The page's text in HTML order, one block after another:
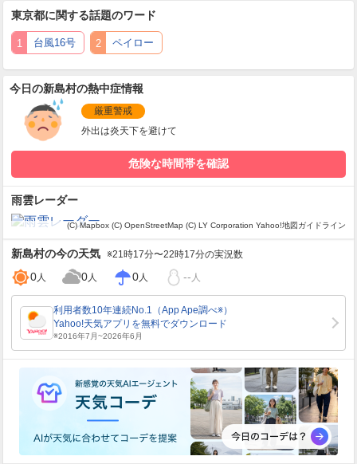
東京都に関する話題のワード
台風16号 ペイロー
今日の新島村の熱中症情報
厳重警戒
外出は炎天下を避けて
危険な時間帯を確認
雨雲レーダー
(C) Mapbox (C) OpenStreetMap (C) LY Corporation Yahoo!地図ガイドライン
新島村の今の天気 ※21時17分〜22時17分の実況数
0人 0人 0人 -- 人